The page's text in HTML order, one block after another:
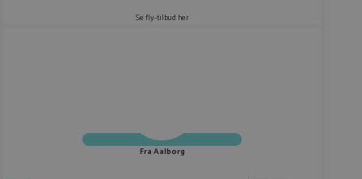
Se fly-tilbud her
Fra Aalborg